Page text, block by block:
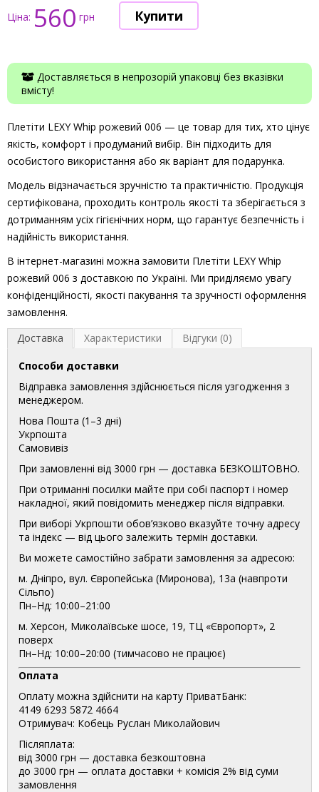
Ціна: 560 грн
Доставляється в непрозорій упаковці без вказівки
вмісту!
Плетіти LEXY Whip рожевий 006 — це товар для тих, хто цінує
якість, комфорт і продуманий вибір. Він підходить для
особистого використання або як варіант для подарунка.
Модель відзначається зручністю та практичністю. Продукція
сертифікована, проходить контроль якості та зберігається з
дотриманням усіх гігієнічних норм, що гарантує безпечність і
надійність використання.
В інтернет-магазині можна замовити Плетіти LEXY Whip
рожевий 006 з доставкою по Україні. Ми приділяємо увагу
конфіденційності, якості пакування та зручності оформлення
замовлення.
Доставка
Характеристики Відгуки (0)
Способи доставки
Відправка замовлення здійснюється після узгодження з
менеджером.
Нова Пошта (1–3 дні)
Укрпошта
Самовивіз
При замовленні від 3000 грн — доставка БЕЗКОШТОВНО.
При отриманні посилки майте при собі паспорт і номер
накладної, який повідомить менеджер після відправки.
При виборі Укрпошти обов’язково вказуйте точну адресу
та індекс — від цього залежить термін доставки.
Ви можете самостійно забрати замовлення за адресою:
м. Дніпро, вул. Європейська (Миронова), 13а (навпроти
Сільпо)
Пн–Нд: 10:00–21:00
м. Херсон, Миколаївське шосе, 19, ТЦ «Європорт», 2
поверх
Пн–Нд: 10:00–20:00 (тимчасово не працює)
Оплата
Оплату можна здійснити на карту ПриватБанк:
4149 6293 5872 4664
Отримувач: Кобець Руслан Миколайович
Післяплата:
від 3000 грн — доставка безкоштовна
до 3000 грн — оплата доставки + комісія 2% від суми
замовлення